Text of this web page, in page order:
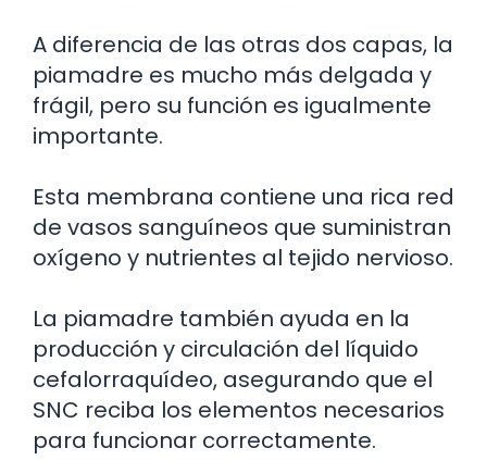
A diferencia de las otras dos capas, la
piamadre es mucho más delgada y
frágil, pero su función es igualmente
importante.
Esta membrana contiene una rica red
de vasos sanguíneos que suministran
oxígeno y nutrientes al tejido nervioso.
La piamadre también ayuda en la
producción y circulación del líquido
cefalorraquídeo, asegurando que el
SNC reciba los elementos necesarios
para funcionar correctamente.